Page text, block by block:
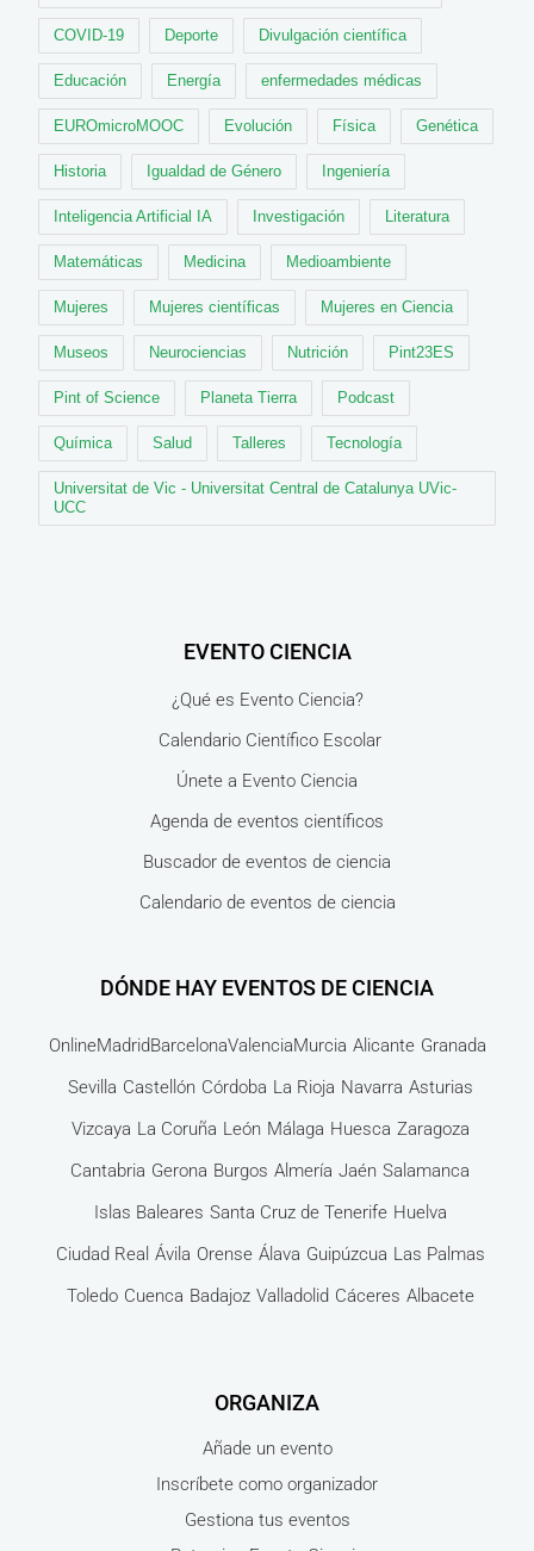
COVID-19 Deporte Divulgación científica
Educación Energía enfermedades médicas
EUROmicroMOOC Evolución Física Genética
Historia Igualdad de Género Ingeniería
Inteligencia Artificial IA Investigación Literatura
Matemáticas Medicina Medioambiente
Mujeres Mujeres científicas Mujeres en Ciencia
Museos Neurociencias Nutrición Pint23ES
Pint of Science Planeta Tierra Podcast
Química Salud Talleres Tecnología
Universitat de Vic - Universitat Central de Catalunya UVic-
UCC
EVENTO CIENCIA
¿Qué es Evento Ciencia?
Calendario Científico Escolar
Únete a Evento Ciencia
Agenda de eventos científicos
Buscador de eventos de ciencia
Calendario de eventos de ciencia
DÓNDE HAY EVENTOS DE CIENCIA
OnlineMadridBarcelonaValenciaMurcia Alicante Granada
Sevilla Castellón Córdoba La Rioja Navarra Asturias
Vizcaya La Coruña León Málaga Huesca Zaragoza
Cantabria Gerona Burgos Almería Jaén Salamanca
Islas Baleares Santa Cruz de Tenerife Huelva
Ciudad Real Ávila Orense Álava Guipúzcua Las Palmas
Toledo Cuenca Badajoz Valladolid Cáceres Albacete
ORGANIZA
Añade un evento
Inscríbete como organizador
Gestiona tus eventos